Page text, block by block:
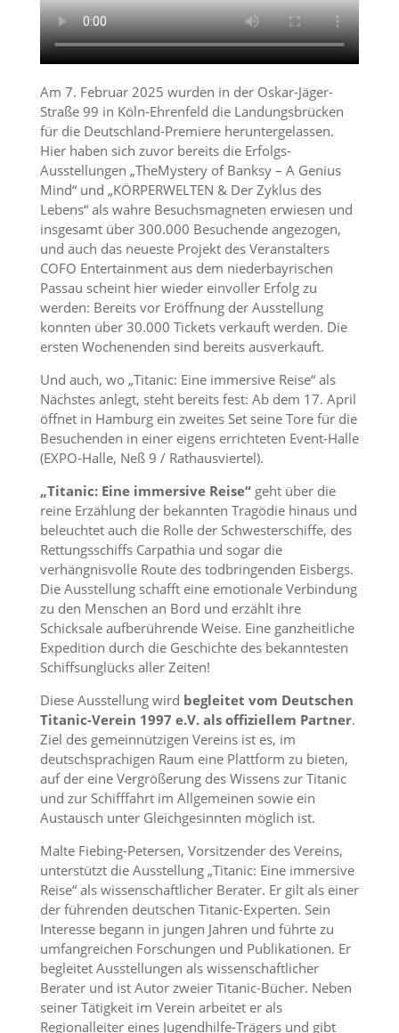
Am 7. Februar 2025 wurden in der Oskar-Jäger-
Straße 99 in Köln-Ehrenfeld die Landungsbrücken
für die Deutschland-Premiere heruntergelassen.
Hier haben sich zuvor bereits die Erfolgs-
Ausstellungen „TheMystery of Banksy – A Genius
Mind“ und „KÖRPERWELTEN & Der Zyklus des
Lebens“ als wahre Besuchsmagneten erwiesen und
insgesamt über 300.000 Besuchende angezogen,
und auch das neueste Projekt des Veranstalters
COFO Entertainment aus dem niederbayrischen
Passau scheint hier wieder einvoller Erfolg zu
werden: Bereits vor Eröffnung der Ausstellung
konnten über 30.000 Tickets verkauft werden. Die
ersten Wochenenden sind bereits ausverkauft.
Und auch, wo „Titanic: Eine immersive Reise“ als
Nächstes anlegt, steht bereits fest: Ab dem 17. April
öffnet in Hamburg ein zweites Set seine Tore für die
Besuchenden in einer eigens errichteten Event-Halle
(EXPO-Halle, Neß 9 / Rathausviertel).
„Titanic: Eine immersive Reise“ geht über die
reine Erzählung der bekannten Tragödie hinaus und
beleuchtet auch die Rolle der Schwesterschiffe, des
Rettungsschiffs Carpathia und sogar die
verhängnisvolle Route des todbringenden Eisbergs.
Die Ausstellung schafft eine emotionale Verbindung
zu den Menschen an Bord und erzählt ihre
Schicksale aufberührende Weise. Eine ganzheitliche
Expedition durch die Geschichte des bekanntesten
Schiffsunglücks aller Zeiten!
Diese Ausstellung wird begleitet vom Deutschen
Titanic-Verein 1997 e.V. als offiziellem Partner.
Ziel des gemeinnützigen Vereins ist es, im
deutschsprachigen Raum eine Plattform zu bieten,
auf der eine Vergrößerung des Wissens zur Titanic
und zur Schifffahrt im Allgemeinen sowie ein
Austausch unter Gleichgesinnten möglich ist.
Malte Fiebing-Petersen, Vorsitzender des Vereins,
unterstützt die Ausstellung „Titanic: Eine immersive
Reise“ als wissenschaftlicher Berater. Er gilt als einer
der führenden deutschen Titanic-Experten. Sein
Interesse begann in jungen Jahren und führte zu
umfangreichen Forschungen und Publikationen. Er
begleitet Ausstellungen als wissenschaftlicher
Berater und ist Autor zweier Titanic-Bücher. Neben
seiner Tätigkeit im Verein arbeitet er als
Regionalleiter eines Jugendhilfe-Trägers und gibt